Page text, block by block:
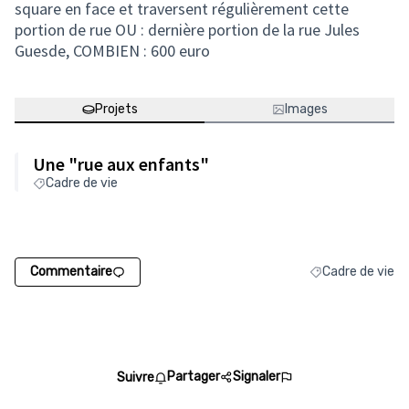
square en face et traversent régulièrement cette
portion de rue OU : dernière portion de la rue Jules
Guesde, COMBIEN : 600 euro
Projets Images
Une "rue aux enfants"
Cadre de vie
Commentaire Filtrer les
Cadre de vie
Suivre Partager Signaler